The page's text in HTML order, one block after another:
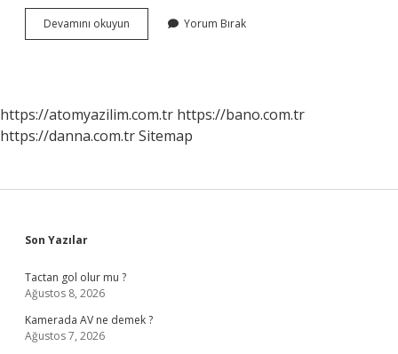
Devamını okuyun
Özel
Yorum Bırak
https://atomyazilim.com.tr https://bano.com.tr
https://danna.com.trSitemap
Sidebar
Son Yazılar
Tactan gol olur mu ?
Ağustos 8, 2026
Kamerada AV ne demek ?
Ağustos 7, 2026